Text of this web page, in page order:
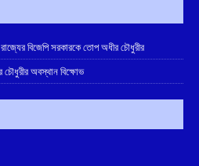
বিজেপি সরকারকে তোপ অধীর চৌধুরীর
চৌধুরীর অবস্থান বিক্ষোভ